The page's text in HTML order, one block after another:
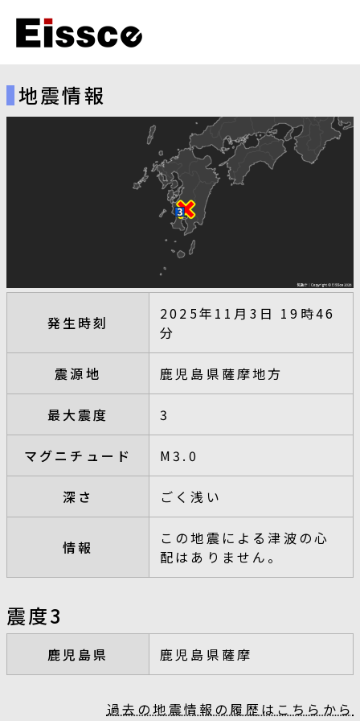
地震情報
発生時刻
2025年11月3日 19時46
分
震源地 鹿児島県薩摩地方
最大震度 3
マグニチュード M3.0
深さ ごく浅い
情報
この地震による津波の心
配はありません。
震度3
鹿児島県 鹿児島県薩摩
過去の地震情報の履歴はこちらから